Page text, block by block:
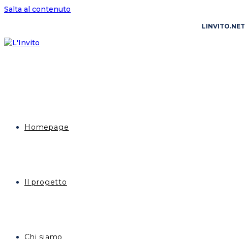
Salta al contenuto
LINVITO.NET
Homepage
Il progetto
Chi siamo